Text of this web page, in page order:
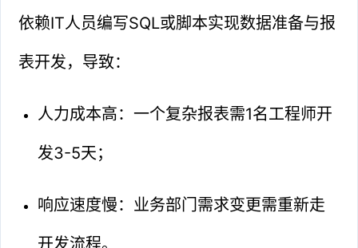
依赖IT人员编写SQL或脚本实现数据准备与报
表开发，导致：
人力成本高：一个复杂报表需1名工程师开
发3-5天；
响应速度慢：业务部门需求变更需重新走
开发流程。